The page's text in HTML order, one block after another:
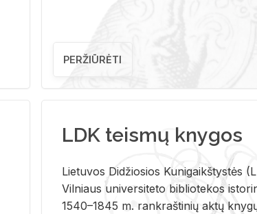
PERŽIŪRĖTI
LDK teismų knygos
Lie­tu­vos Di­džio­sios Ku­ni­gaikš­tys­tės
Vil­niaus uni­ver­si­te­to bi­b­lio­te­kos
1540–1845 m. rank­raš­ti­nių aktų